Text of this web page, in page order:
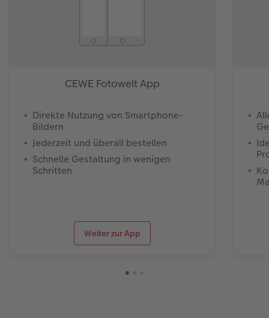
CEWE Fotowelt App
Direkte Nutzung von Smartphone-
Bildern
Jederzeit und überall bestellen
Schnelle Gestaltung in wenigen
Schritten
Weiter zur App